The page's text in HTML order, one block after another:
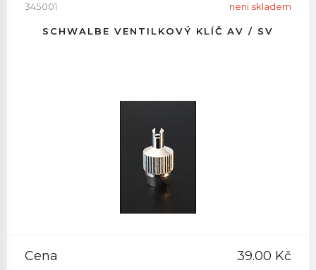
345001 neni skladem
SCHWALBE VENTILKOVÝ KLÍČ AV / SV
Cena 39.00 Kč